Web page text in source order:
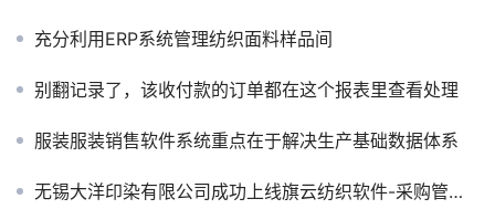
充分利用ERP系统管理纺织面料样品间
别翻记录了，该收付款的订单都在这个报表里查看处理
服装服装销售软件系统重点在于解决生产基础数据体系
无锡大洋印染有限公司成功上线旗云纺织软件-采购管理系统